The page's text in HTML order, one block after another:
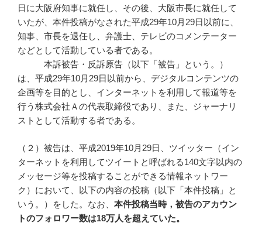
日に大阪府知事に就任し、その後、大阪市長に就任して
いたが、本件投稿がなされた平成29年10月29日以前に、
知事、市長を退任し、弁護士、テレビのコメンテーター
などとして活動している者である。
本訴被告・反訴原告（以下「被告」という。）
は、平成29年10月29日以前から、デジタルコンテンツの
企画等を目的とし、インターネットを利用して報道等を
行う株式会社Ａの代表取締役であり、また、ジャーナリ
ストとして活動する者である。
（２）被告は、平成2019年10月29日、ツイッター（イン
ターネットを利用してツイートと呼ばれる140文字以内の
メッセージ等を投稿することができる情報ネットワー
ク）において、以下の内容の投稿（以下「本件投稿」と
いう。）をした。なお、 本件投稿当時，被告のアカウン
トのフォロワー数は18万人を超えていた。